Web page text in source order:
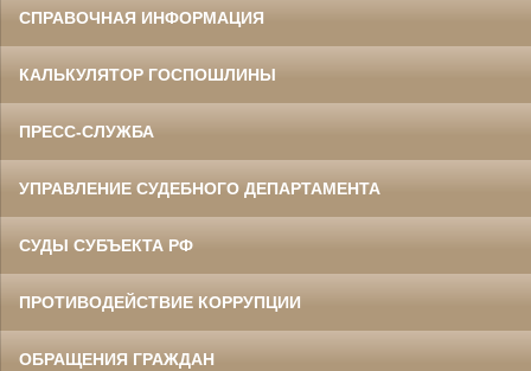
СПРАВОЧНАЯ ИНФОРМАЦИЯ
КАЛЬКУЛЯТОР ГОСПОШЛИНЫ
ПРЕСС-СЛУЖБА
УПРАВЛЕНИЕ СУДЕБНОГО ДЕПАРТАМЕНТА
СУДЫ СУБЪЕКТА РФ
ПРОТИВОДЕЙСТВИЕ КОРРУПЦИИ
ОБРАЩЕНИЯ ГРАЖДАН